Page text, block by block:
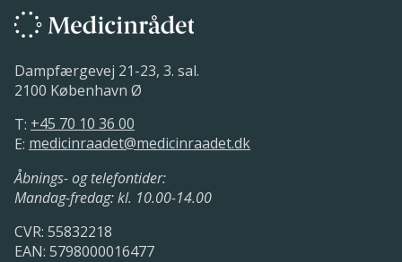
dokumentationen i ansøgningen og
Medicinrådet har modtaget
ansøgningen fra virksomheden
16. januar 2026.
validering af ansøgningen for at sikre, at
alle formkrav er opfyldt.
27. januar 2026.
virksomheden.
Medicinrådet har modtaget en
anmodning om vurdering
08. oktober 2025.
Med udgangspunkt i ansøgers ønske og
tilgængelige fagudvalgsmøder
fastsætter sekretariatet et aftalt
ansøgningstidspunkt.
Dampfærgevej 21-23, 3. sal.
2100 København Ø
T: +45 70 10 36 00
E: medicinraadet@medicinraadet.dk
Åbnings- og telefontider:
Mandag-fredag: kl. 10.00-14.00
CVR: 55832218
EAN: 5798000016477